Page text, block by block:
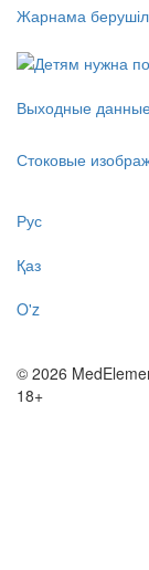
Жарнама
Выходные
Стоковые
Рус
Қаз
O'z
© 2026
18+